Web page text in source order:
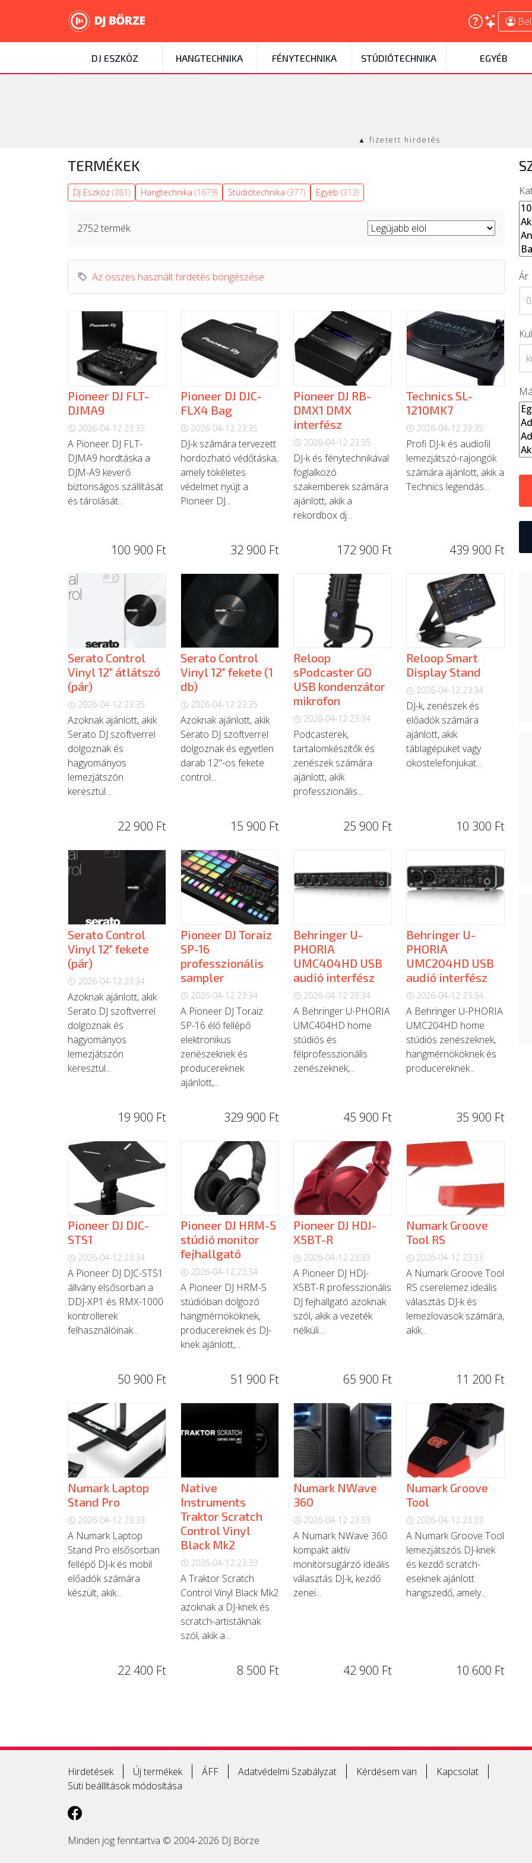
DJ ESZKÖZ HANGTECHNIKA FÉNYTECHNIKA STÚDIÓTECHNIKA EGYÉB
▲ fizetett hirdetés
TERMÉKEK
DJ Eszköz (381) Hangtechnika (1679) Stúdiótechnika (377) Egyéb (313)
2752 termék
Az összes használt hirdetés böngészése
Pioneer DJ FLT-
DJMA9
2026-04-12 23:35
A Pioneer DJ FLT-
DJMA9 hordtáska a
DJM-A9 keverő
biztonságos szállítását
és tárolását...
100 900 Ft
Pioneer DJ DJC-
FLX4 Bag
2026-04-12 23:35
DJ-k számára tervezett
hordozható védőtáska,
amely tökéletes
védelmet nyújt a
Pioneer DJ...
32 900 Ft
Pioneer DJ RB-
DMX1 DMX
interfész
2026-04-12 23:35
DJ-k és fénytechnikával
foglalkozó
szakemberek számára
ajánlott, akik a
rekordbox dj...
172 900 Ft
Technics SL-
1210MK7
2026-04-12 23:35
Profi DJ-k és audiofil
lemezjátszó-rajongók
számára ajánlott, akik a
Technics legendás...
439 900 Ft
Serato Control
Vinyl 12" átlátszó
(pár)
2026-04-12 23:35
Azoknak ajánlott, akik
Serato DJ szoftverrel
dolgoznak és
hagyományos
lemezjátszón
keresztül...
22 900 Ft
Serato Control
Vinyl 12" fekete (1
db)
2026-04-12 23:35
Azoknak ajánlott, akik
Serato DJ szoftverrel
dolgoznak és egyetlen
darab 12"-os fekete
control...
15 900 Ft
Reloop
sPodcaster GO
USB kondenzátor
mikrofon
2026-04-12 23:34
Podcasterek,
tartalomkészítők és
zenészek számára
ajánlott, akik
professzionális...
25 900 Ft
Reloop Smart
Display Stand
2026-04-12 23:34
DJ-k, zenészek és
előadók számára
ajánlott, akik
táblagépüket vagy
okostelefonjukat...
10 300 Ft
Serato Control
Vinyl 12" fekete
(pár)
2026-04-12 23:34
Azoknak ajánlott, akik
Serato DJ szoftverrel
dolgoznak és
hagyományos
lemezjátszón
keresztül...
19 900 Ft
Pioneer DJ Toraiz
SP-16
professzionális
sampler
2026-04-12 23:34
A Pioneer DJ Toraiz
SP-16 élő fellépő
elektronikus
zenészeknek és
producereknek
ajánlott,...
329 900 Ft
Behringer U-
PHORIA
UMC404HD USB
audió interfész
2026-04-12 23:34
A Behringer U-PHORIA
UMC404HD home
stúdiós és
félprofesszionális
zenészeknek,...
45 900 Ft
Behringer U-
PHORIA
UMC204HD USB
audió interfész
2026-04-12 23:34
A Behringer U-PHORIA
UMC204HD home
stúdiós zenészeknek,
hangmérnököknek és
producereknek...
35 900 Ft
Pioneer DJ DJC-
STS1
2026-04-12 23:34
A Pioneer DJ DJC-STS1
állvány elsősorban a
DDJ-XP1 és RMX-1000
kontrollerek
felhasználóinak...
50 900 Ft
Pioneer DJ HRM-5
stúdió monitor
fejhallgató
2026-04-12 23:34
A Pioneer DJ HRM-5
stúdióban dolgozó
hangmérnököknek,
producereknek és DJ-
knek ajánlott,...
51 900 Ft
Pioneer DJ HDJ-
X5BT-R
2026-04-12 23:33
A Pioneer DJ HDJ-
X5BT-R professzionális
DJ fejhallgató azoknak
szól, akik a vezeték
nélküli...
65 900 Ft
Numark Groove
Tool RS
2026-04-12 23:33
A Numark Groove Tool
RS cserelemez ideális
választás DJ-k és
lemezlovasok számára,
akik...
11 200 Ft
Numark Laptop
Stand Pro
2026-04-12 23:33
A Numark Laptop
Stand Pro elsősorban
fellépő DJ-k és mobil
előadók számára
készült, akik...
22 400 Ft
Native
Instruments
Traktor Scratch
Control Vinyl
Black Mk2
2026-04-12 23:33
A Traktor Scratch
Control Vinyl Black Mk2
azoknak a DJ-knek és
scratch-artistáknak
szól, akik a...
8 500 Ft
Numark NWave
360
2026-04-12 23:33
A Numark NWave 360
kompakt aktív
monitorsugárzó ideális
választás DJ-k, kezdő
zenei...
42 900 Ft
Numark Groove
Tool
2026-04-12 23:33
A Numark Groove Tool
lemezjátszós DJ-knek
és kezdő scratch-
eseknek ajánlott
hangszedő, amely...
10 600 Ft
Ár
Hirdetések Új termékek ÁFF Adatvédelmi Szabályzat Kérdésem van
Kapcsolat
Süti beállítások módosítása
Minden jog fenntartva © 2004-2026 DJ Börze